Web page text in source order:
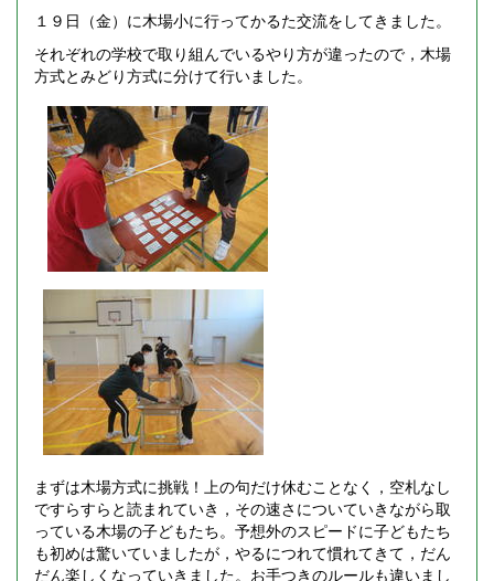
１９日（金）に木場小に行ってかるた交流をしてきました。
それぞれの学校で取り組んでいるやり方が違ったので，木場
方式とみどり方式に分けて行いました。
まずは木場方式に挑戦！上の句だけ休むことなく，空札なし
ですらすらと読まれていき，その速さについていきながら取
っている木場の子どもたち。予想外のスピードに子どもたち
も初めは驚いていましたが，やるにつれて慣れてきて，だん
だん楽しくなっていきました。お手つきのルールも違いまし